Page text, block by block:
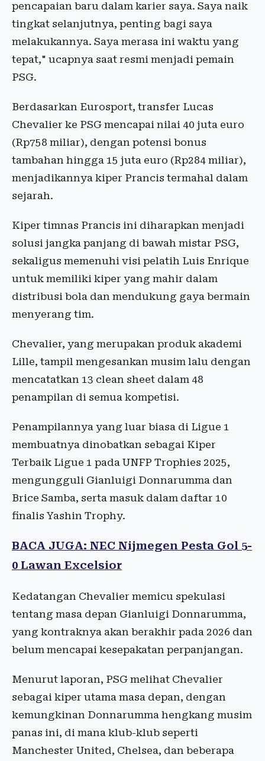
pencapaian baru dalam karier saya. Saya naik
tingkat selanjutnya, penting bagi saya
melakukannya. Saya merasa ini waktu yang
tepat," ucapnya saat resmi menjadi pemain
PSG.
Berdasarkan Eurosport, transfer Lucas
Chevalier ke PSG mencapai nilai 40 juta euro
(Rp758 miliar), dengan potensi bonus
tambahan hingga 15 juta euro (Rp284 miliar),
menjadikannya kiper Prancis termahal dalam
sejarah.
Kiper timnas Prancis ini diharapkan menjadi
solusi jangka panjang di bawah mistar PSG,
sekaligus memenuhi visi pelatih Luis Enrique
untuk memiliki kiper yang mahir dalam
distribusi bola dan mendukung gaya bermain
menyerang tim.
Chevalier, yang merupakan produk akademi
Lille, tampil mengesankan musim lalu dengan
mencatatkan 13 clean sheet dalam 48
penampilan di semua kompetisi.
Penampilannya yang luar biasa di Ligue 1
membuatnya dinobatkan sebagai Kiper
Terbaik Ligue 1 pada UNFP Trophies 2025,
mengungguli Gianluigi Donnarumma dan
Brice Samba, serta masuk dalam daftar 10
finalis Yashin Trophy.
BACA JUGA: NEC Nijmegen Pesta Gol 5-
0 Lawan Excelsior
Kedatangan Chevalier memicu spekulasi
tentang masa depan Gianluigi Donnarumma,
yang kontraknya akan berakhir pada 2026 dan
belum mencapai kesepakatan perpanjangan.
Menurut laporan, PSG melihat Chevalier
sebagai kiper utama masa depan, dengan
kemungkinan Donnarumma hengkang musim
panas ini, di mana klub-klub seperti
Manchester United, Chelsea, dan beberapa